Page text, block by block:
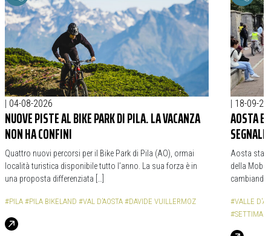
| 04-08-2026
NUOVE PISTE AL BIKE PARK DI PILA. LA VACANZA
NON HA CONFINI
Quattro nuovi percorsi per il Bike Park di Pila (AO), ormai
località turistica disponibile tutto l’anno. La sua forza è in
una proposta differenziata […]
#PILA #PILA BIKELAND #VAL D’AOSTA #DAVIDE VUILLERMOZ
| 18-09-
AOSTA
Aosta sta
della
cambiando
#VALLE